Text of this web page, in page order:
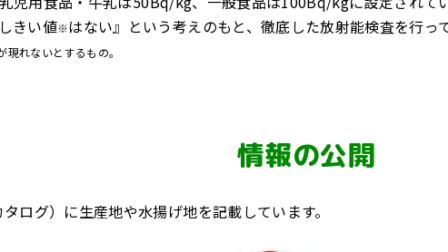
きい値※はない』という考えのもと、徹底した放射能検査を行っ
れないとするもの。
情報の公開
ログ）に生産地や水揚げ地を記載しています。